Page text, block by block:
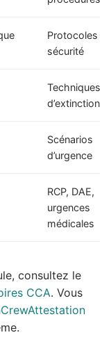
Protocoles
sécurité
Techniques
d’extinction
Scénarios
d’urgence
RCP, DAE,
urgences
médicales
consultez le
CCA. Vous